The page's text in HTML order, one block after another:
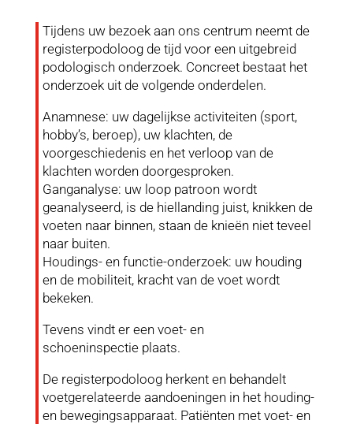
Tijdens uw bezoek aan ons centrum neemt de
registerpodoloog de tijd voor een uitgebreid
podologisch onderzoek. Concreet bestaat het
onderzoek uit de volgende onderdelen.
Anamnese: uw dagelijkse activiteiten (sport,
hobby’s, beroep), uw klachten, de
voorgeschiedenis en het verloop van de
klachten worden doorgesproken.
Ganganalyse: uw loop patroon wordt
geanalyseerd, is de hiellanding juist, knikken de
voeten naar binnen, staan de knieën niet teveel
naar buiten.
Houdings- en functie-onderzoek: uw houding
en de mobiliteit, kracht van de voet wordt
bekeken.
Tevens vindt er een voet- en
schoeninspectieplaats.
De registerpodoloog herkent en behandelt
voetgerelateerde aandoeningen in het houding-
en bewegingsapparaat. Patiënten met voet- en